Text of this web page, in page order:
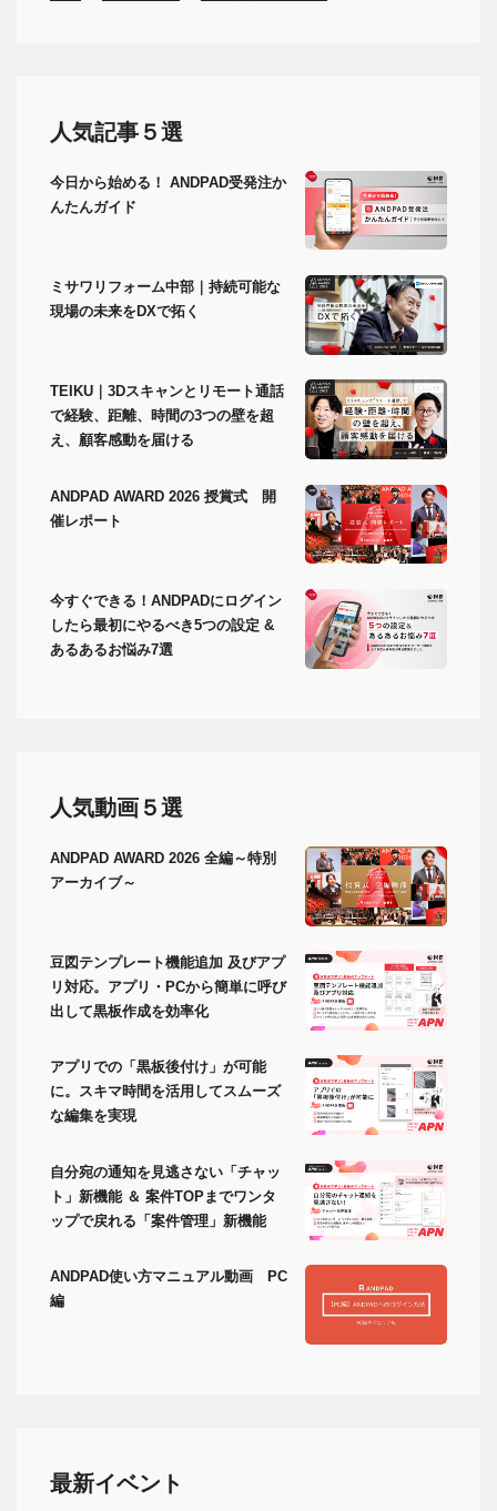
人気記事５選
今日から始める！ ANDPAD受発注か
んたんガイド
ミサワリフォーム中部｜持続可能な
現場の未来をDXで拓く
TEIKU｜3Dスキャンとリモート通話
で経験、距離、時間の3つの壁を超
え、顧客感動を届ける
ANDPAD AWARD 2026 授賞式 開
催レポート
今すぐできる！ANDPADにログイン
したら最初にやるべき5つの設定 &
あるあるお悩み7選
人気動画５選
ANDPAD AWARD 2026 全編～特別
アーカイブ～
豆図テンプレート機能追加 及びアプ
リ対応。アプリ・PCから簡単に呼び
出して黒板作成を効率化
アプリでの「黒板後付け」が可能
に。スキマ時間を活用してスムーズ
な編集を実現
自分宛の通知を見逃さない「チャッ
ト」新機能 ＆ 案件TOPまでワンタ
ップで戻れる「案件管理」新機能
ANDPAD使い方マニュアル動画 PC
編
最新イベント